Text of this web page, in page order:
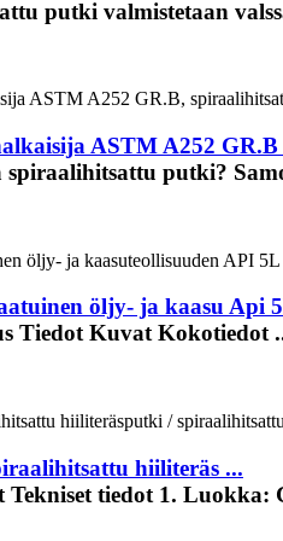
putki valmistetaan
ASTM A252 GR.B
putki?
öljy- ja kaasu Api
Tiedot Kuvat Kokotiedot
hiiliteräs ...
Tekniset tiedot 1. Luokka: